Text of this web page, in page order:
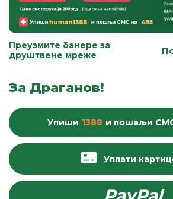
Преузмите банере за
друштвене мреже
За Драганов!
Уплати
Упиши 1388 и пошаљи